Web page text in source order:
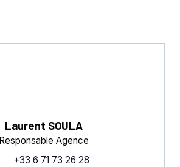
Laurent SOULA
Responsable Agence
+33 6 71 73 26 28